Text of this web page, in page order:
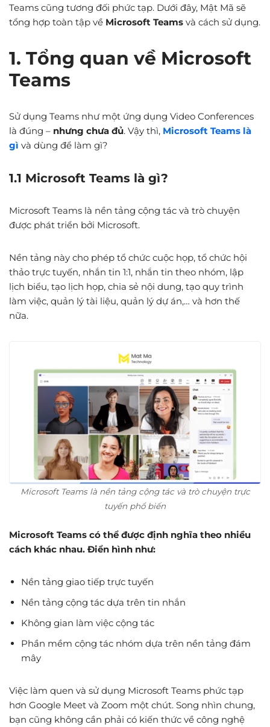
Teams cũng tương đối phức tạp. Dưới đây, Mật Mã sẽ
tổng hợp toàn tập về Microsoft Teams và cách sử dụng.
1. Tổng quan về Microsoft
Teams
Sử dụng Teams như một ứng dụng Video Conferences
là đúng – nhưng chưa đủ. Vậy thì, Microsoft Teams là
gì và dùng để làm gì?
1.1 Microsoft Teams là gì?
Microsoft Teams là nền tảng cộng tác và trò chuyện
được phát triển bởi Microsoft.
Nền tảng này cho phép tổ chức cuộc họp, tổ chức hội
thảo trực tuyến, nhắn tin 1:1, nhắn tin theo nhóm, lập
lịch biểu, tạo lịch họp, chia sẻ nội dung, tạo quy trình
làm việc, quản lý tài liệu, quản lý dự án,… và hơn thế
nữa.
Microsoft Teams là nền tảng cộng tác và trò chuyện trực
tuyến phổ biến
Microsoft Teams có thể được định nghĩa theo nhiều
cách khác nhau. Điển hình như:
Nền tảng giao tiếp trực tuyến
Nền tảng cộng tác dựa trên tin nhắn
Không gian làm việc cộng tác
Phần mềm cộng tác nhóm dựa trên nền tảng đám
mây
Việc làm quen và sử dụng Microsoft Teams phức tạp
hơn Google Meet và Zoom một chút. Song nhìn chung,
bạn cũng không cần phải có kiến thức về công nghệ